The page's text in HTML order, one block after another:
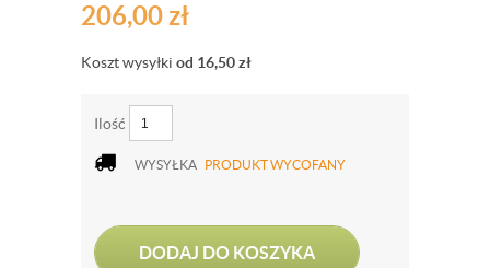
206,00zł
Koszt wysyłki od 16,50zł
Ilość
WYSYŁKA PRODUKT WYCOFANY
DODAJ DO KOSZYKA